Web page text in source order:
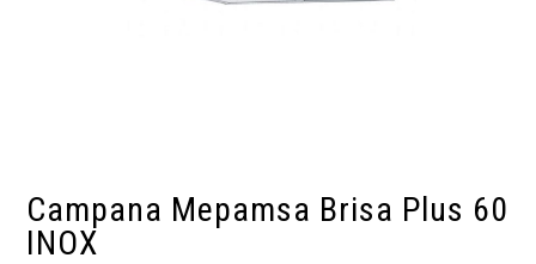
Campana Mepamsa Brisa Plus 60
INOX